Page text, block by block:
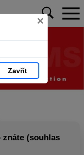
×
Zavřít
(souhlas